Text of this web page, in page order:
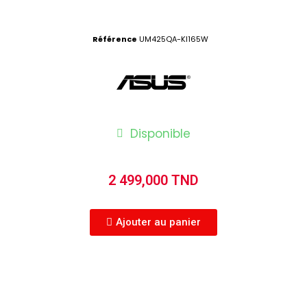
Référence UM425QA-KI165W
Disponible
2 499,000 TND
Ajouter au panier